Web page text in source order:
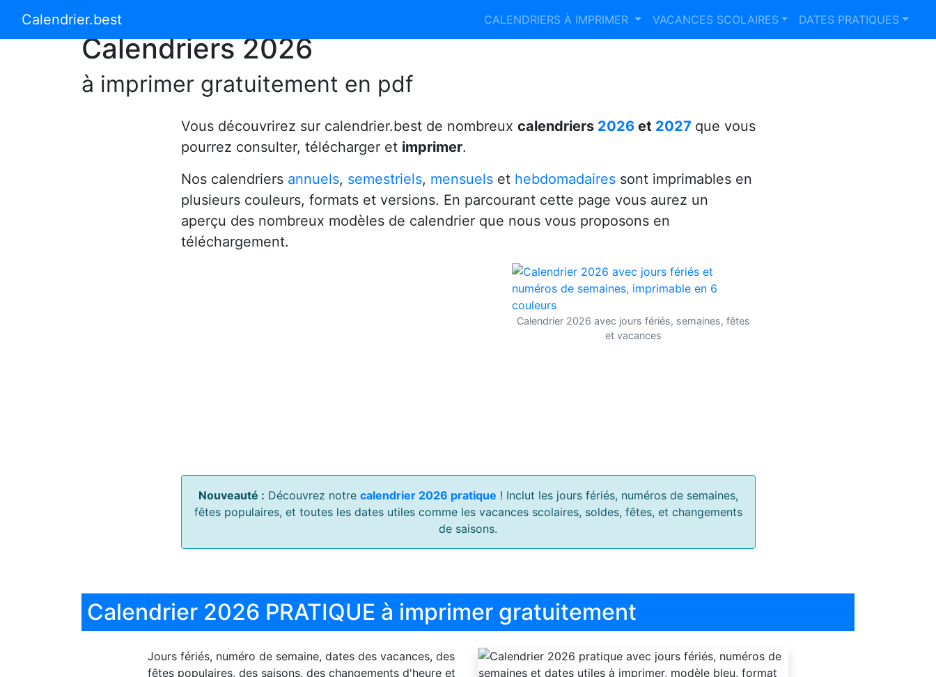
Calendrier.best CALENDRIERS À IMPRIMER VACANCES SCOLAIRES DATES PRATIQUES
Calendrier 2024 Calendrier 2027
Calendriers 2026
à imprimer gratuitement en pdf
Vous découvrirez sur calendrier.best de nombreux calendriers 2026et 2027 que vous
pourrez consulter, télécharger et imprimer.
Nos calendriers annuels, semestriels, mensuelset hebdomadairessont imprimables en
plusieurs couleurs, formats et versions. En parcourant cette page vous aurez un
aperçu des nombreux modèles de calendrier que nous vous proposons en
téléchargement.
Calendrier 2026 avec jours fériés, semaines, fêtes
et vacances
Nouveauté : Découvrez notre calendrier 2026 pratique ! Inclut les jours fériés, numéros de semaines,
fêtes populaires, et toutes les dates utiles comme les vacances scolaires, soldes, fêtes, et changements
de saisons.
Calendrier 2026 PRATIQUE à imprimer gratuitement
Jours fériés, numéro de semaine, dates des vacances, des
fêtes populaires, des saisons, des changements d'heure et